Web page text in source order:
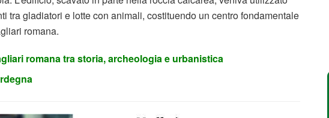
tra gladiatori e lotte con animali, costituendo un centro fondamentale
romana.
romana tra storia, archeologia e urbanistica